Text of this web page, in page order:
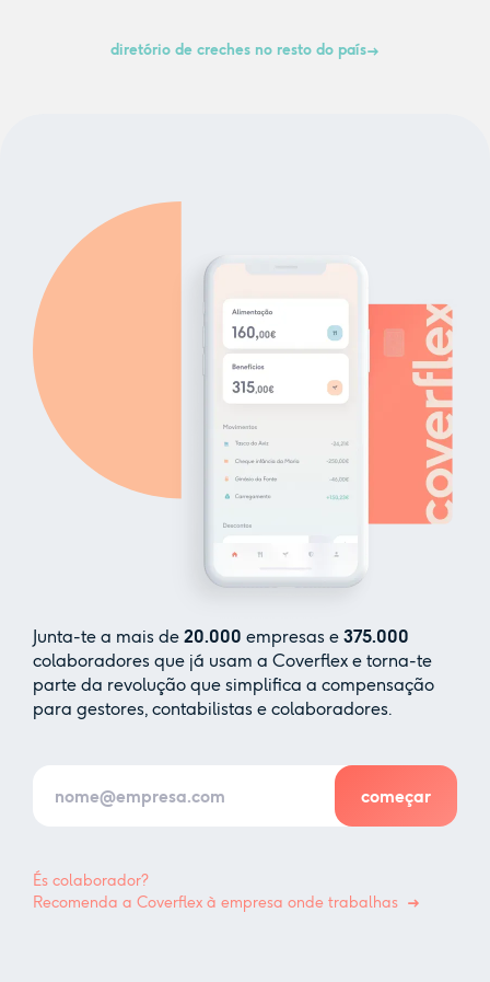
diretório de creches no resto do país
Junta-te a mais de 20.000 empresas e 375.000
colaboradores que já usam a Coverflex e torna-te
parte da revolução que simplifica a compensação
para gestores, contabilistas e colaboradores.
És colaborador?
Recomenda a Coverflex à empresa onde trabalhas